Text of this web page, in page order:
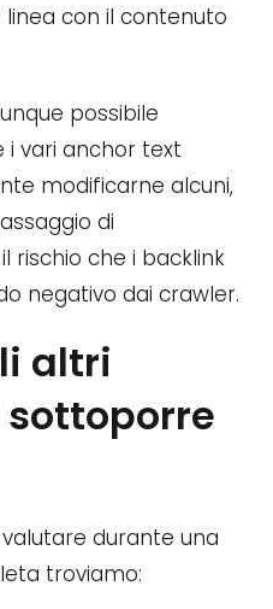
con il contenuto
possibile
i vari anchor text
modificarne alcuni,
di
rischio che i backlink
negativo dai crawler.
altri
durante una
troviamo: